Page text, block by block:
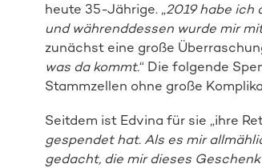
heute 35-Jährige. „2019 habe ich
und währenddessen wurde mir
zunächst eine große
was da kommt.“ Die folgende
Stammzellen ohne große
Seitdem ist Edvina für sie „ihre
gespendet hat. Als es mir
gedacht, die mir dieses